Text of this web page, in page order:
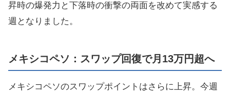
昇時の爆発力と下落時の衝撃の両面を改めて実感する
週となりました。
メキシコペソ：スワップ回復で月13万円超へ
メキシコペソのスワップポイントはさらに上昇。今週